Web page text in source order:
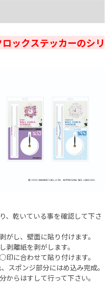
ックステッカーのシリ
、乾いている事を確認して下さ
がし、壁面に貼り付けます。
剥離紙を剥がします。
に合わせて貼り付けます。
スポンジ部分にはめ込み完成。
からはすして行って下さい。